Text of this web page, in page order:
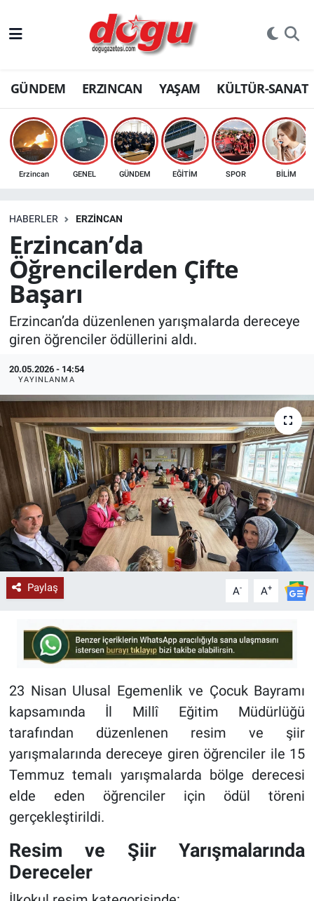
GÜNDEM ERZINCAN YAŞAM KÜLTÜR-SANAT
Erzincan GENEL GÜNDEM EĞİTİM SPOR BİLİM
HABERLER ERZINCAN
Erzincan’da
Öğrencilerden Çifte
Başarı
Erzincan’da düzenlenen yarışmalarda dereceye
giren öğrenciler ödüllerini aldı.
20.05.2026 - 14:54
YAYINLANMA
Paylaş A- A+
23 Nisan Ulusal Egemenlik ve Çocuk Bayramı
kapsamında İl Millî Eğitim Müdürlüğü
tarafından düzenlenen resim ve şiir
yarışmalarında dereceye giren öğrenciler ile 15
Temmuz temalı yarışmalarda bölge derecesi
elde eden öğrenciler için ödül töreni
gerçekleştirildi.
Resim ve Şiir Yarışmalarında
Dereceler
ERZINCAN
GÜNDEM
ERZİNCAN FOTOĞRAFLARI
SAĞLIK
EKONOMİ
Bilim, teknoloji
GENEL
KÜLTÜR-SANAT
Yerel Haber
Politika
SPOR
YAŞAM
RESMİ İLAN